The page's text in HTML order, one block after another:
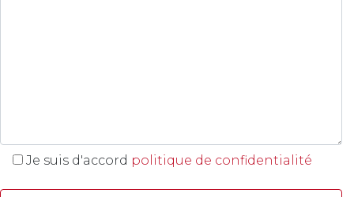
Je suis d'accord politique de confidentialité